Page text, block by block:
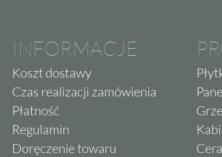
INFORMACJE
Koszt dostawy
Czas realizacji zamówienia
Płatność
Regulamin
Doręczenie towaru